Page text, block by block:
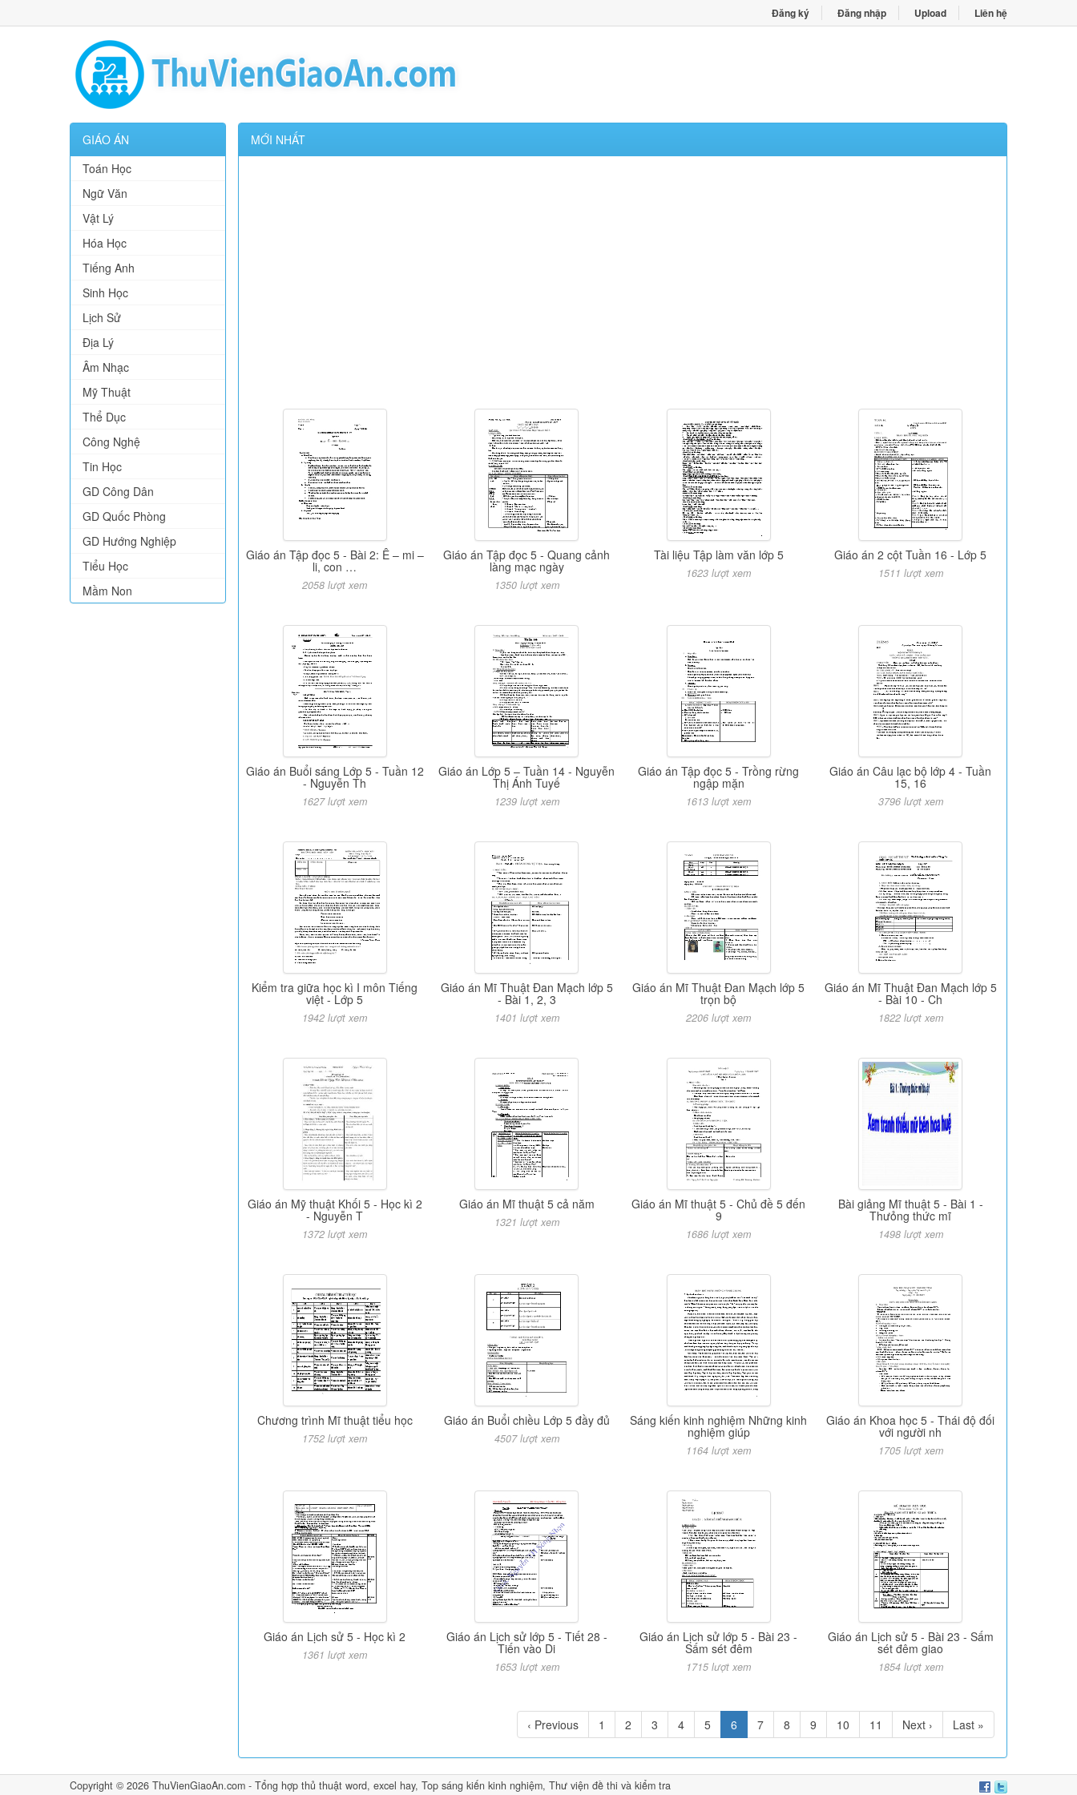
Đăng ký Đăng nhập Upload Liên hệ
GIÁO ÁN
Toán Học
Ngữ Văn
Vật Lý
Hóa Học
Tiếng Anh
Sinh Học
Lịch Sử
Địa Lý
Âm Nhạc
Mỹ Thuật
Thể Dục
Công Nghệ
Tin Học
GD Công Dân
GD Quốc Phòng
GD Hướng Nghiệp
Tiểu Học
Mầm Non
MỚI NHẤT
Giáo án Tập đọc 5 - Bài 2: Ê – mi –
li, con …
2058 lượt xem
Giáo án Tập đọc 5 - Quang cảnh
làng mạc ngày
1350 lượt xem
Tài liệu Tập làm văn lớp 5
1623 lượt xem
Giáo án 2 cột Tuần 16 - Lớp 5
1511 lượt xem
Giáo án Buổi sáng Lớp 5 - Tuần 12
- Nguyễn Th
1627 lượt xem
Giáo án Lớp 5 – Tuần 14 - Nguyễn
Thị Ánh Tuyế
1239 lượt xem
Giáo án Tập đọc 5 - Trồng rừng
ngập mặn
1613 lượt xem
Giáo án Câu lạc bộ lớp 4 - Tuần
15, 16
3796 lượt xem
Kiểm tra giữa học kì I môn Tiếng
việt - Lớp 5
1942 lượt xem
Giáo án Mĩ Thuật Đan Mạch lớp 5
- Bài 1, 2, 3
1401 lượt xem
Giáo án Mĩ Thuật Đan Mạch lớp 5
trọn bộ
2206 lượt xem
Giáo án Mĩ Thuật Đan Mạch lớp 5
- Bài 10 - Ch
1822 lượt xem
Giáo án Mỹ thuật Khối 5 - Học kì 2
- Nguyễn T
1372 lượt xem
Giáo án Mĩ thuật 5 cả năm
1321 lượt xem
Giáo án Mĩ thuật 5 - Chủ đề 5 đến
9
1686 lượt xem
Bài giảng Mĩ thuật 5 - Bài 1 -
Thưỏng thức mĩ
1498 lượt xem
Chương trình Mĩ thuật tiểu học
1752 lượt xem
Giáo án Buổi chiều Lớp 5 đầy đủ
4507 lượt xem
Sáng kiến kinh nghiệm Những kinh
nghiệm giúp
1164 lượt xem
Giáo án Khoa học 5 - Thái độ đối
với người nh
1705 lượt xem
Giáo án Lịch sử 5 - Học kì 2
1361 lượt xem
Giáo án Lịch sử lớp 5 - Tiết 28 -
Tiến vào Di
1653 lượt xem
Giáo án Lịch sử lớp 5 - Bài 23 -
Sấm sét đêm
1715 lượt xem
Giáo án Lịch sử 5 - Bài 23 - Sấm
sét đêm giao
1854 lượt xem
‹ Previous 1 2 3 4 5 6 7 8 9 10 11 Next › Last »
Copyright © 2026 ThuVienGiaoAn.com - Tổng hợp thủ thuật word, excel hay, Top sáng kiến kinh nghiệm, Thư viện đề thi và kiểm tra